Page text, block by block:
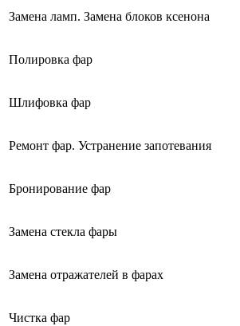
Замена ламп. Замена блоков ксенона
Полировка фар
Шлифовка фар
Ремонт фар. Устранение запотевания
Бронирование фар
Замена стекла фары
Замена отражателей в фарах
Чистка фар